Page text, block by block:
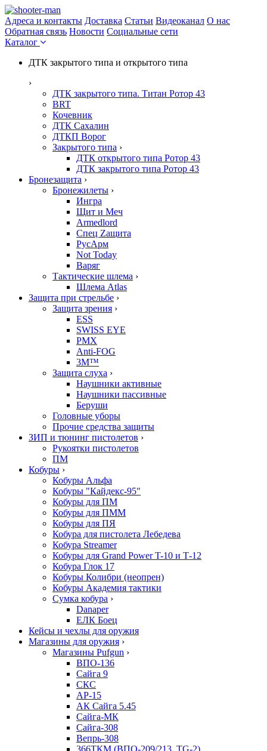
Адреса и контакты Доставка Статьи Видеоканал О нас
Обратная связь Новости Социальные сети
Каталог
ДТК закрытого типа и открытого типа
›
ДТК закрытого типа. Титан Ротор 43
BRT
Кочевник
ДТК Сахалин
ДТКП Ворог
Закрытого типа ›
ДТК открытого типа Ротор 43
ДТК закрытого типа Ротор 43
Бронезащита ›
Бронежилеты ›
Ингра
Щит и Меч
Armedlord
Спец Zащита
РусАрм
Not Today
Варяг
Тактические шлема ›
Шлема Atlas
Защита при стрельбе ›
Защита зрения ›
ESS
SWISS EYE
PMX
Anti-FOG
3M™
Защита слуха ›
Наушники активные
Наушники пассивные
Беруши
Головные уборы
Прочие средства защиты
ЗИП и тюнинг пистолетов ›
Рукоятки пистолетов
ПМ
Кобуры ›
Кобуры Альфа
Кобуры "Кайдекс-95"
Кобуры для ПМ
Кобуры для ПММ
Кобуры для ПЯ
Кобура для пистолета Лебедева
Кобура Streamer
Кобуры для Grand Power T-10 и Т-12
Кобура Глок 17
Кобуры Колибри (неопрен)
Кобуры Академия тактики
Сумка кобура ›
Danaper
ЕЛК Боец
Кейсы и чехлы для оружия
Магазины для оружия ›
Магазины Pufgun ›
ВПО-136
Сайга 9
СКС
АР-15
АК Сайга 5.45
Сайга-МК
Сайга-308
Вепрь-308
366ТКМ (ВПО-209/213, TG-2)